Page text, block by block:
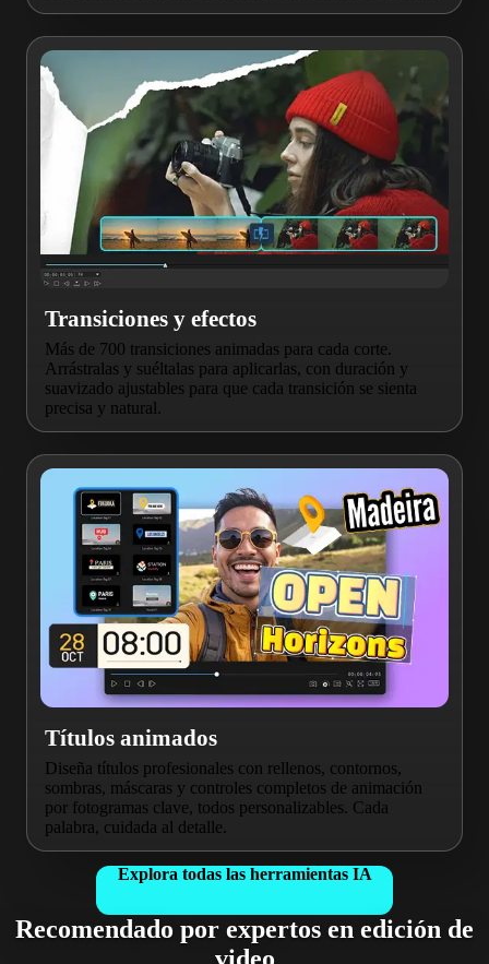
Transiciones y efectos
Más de 700 transiciones animadas para cada corte.
Arrástralas y suéltalas para aplicarlas, con duración y
suavizado ajustables para que cada transición se sienta
precisa y natural.
Títulos animados
Diseña títulos profesionales con rellenos, contornos,
sombras, máscaras y controles completos de animación
por fotogramas clave, todos personalizables. Cada
palabra, cuidada al detalle.
Explora todas las herramientas IA
Recomendado por expertos en edición de